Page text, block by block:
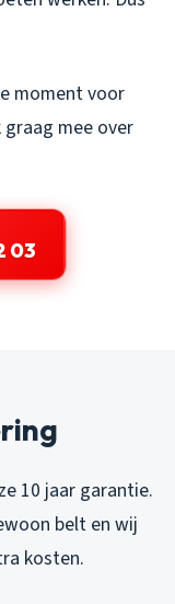
moment voor
mee over
03
10 jaar garantie.
belt en wij
kosten.